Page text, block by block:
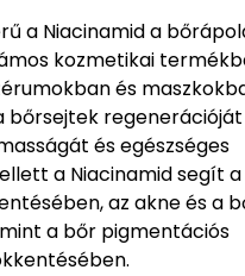
a Niacinamid a
kozmetikai
és
bőrsejtek
és egészséges
a Niacinamid segít
az akne és a
a bőr pigmentációs